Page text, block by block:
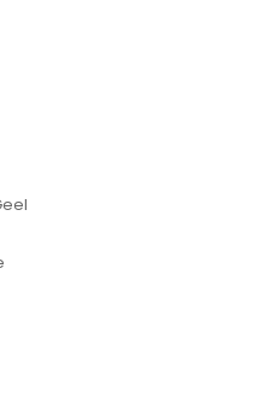
Garderen-Ermelo
correct alle afspraken